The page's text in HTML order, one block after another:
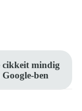
cikkeit mindig
ben